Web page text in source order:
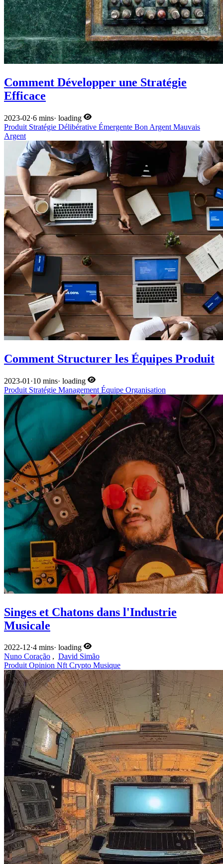
Comment Développer une Stratégie
Efficace
2023-02·6 mins· loading
Produit Stratégie Délibérative Émergente Bon Argent Mauvais
Argent
Comment Structurer les Équipes Produit
2023-01 ·10 mins· loading
Produit Stratégie Management Équipe Organisation
Singes et Chatons dans l'Industrie
Musicale
2022-12·4 mins· loading
Nuno Coração , David Simão
ProduitOpinion NftCrypto Musique